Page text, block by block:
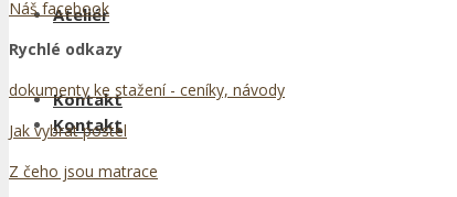
Kontakt
Ateliér
Kontakt
Náš facebook
Rychlé odkazy
dokumenty ke stažení - ceníky, návody
Jak vybrat postel
Z čeho jsou matrace